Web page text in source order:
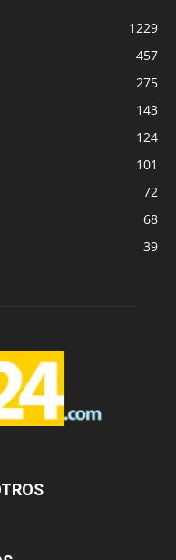
1229
457
275
143
124
101
72
68
39